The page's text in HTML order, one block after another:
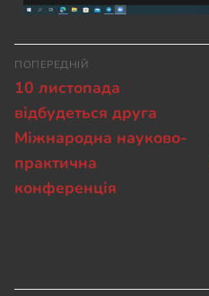
ПОПЕРЕДНІЙ
10 листопада
відбудеться друга
Міжнародна науково-
практична
конференція